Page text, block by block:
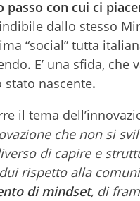
passo con cui ci
dallo stesso
“social” tutta
E’ una sfida, che
stato nascente.
il tema
che non si
di capire e
rispetto alla
di mindset, di